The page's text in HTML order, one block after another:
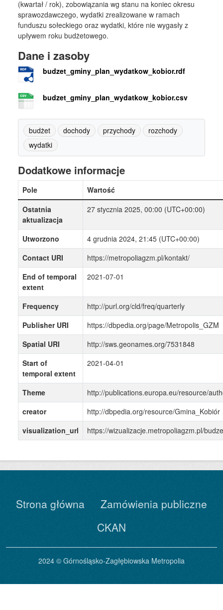
(kwartał / rok), zobowiązania wg stanu na koniec okresu
sprawozdawczego, wydatki zrealizowane w ramach
funduszu sołeckiego oraz wydatki, które nie wygasły z
upływem roku budżetowego.
Dane i zasoby
budzet_gminy_plan_wydatkow_kobior.rdf
budzet_gminy_plan_wydatkow_kobior.csv
budżet dochody przychody
rozchody
wydatki
Dodatkowe informacje
Pole
Wartość
Ostatnia
aktualizacja
27 stycznia 2025, 00:00 (UTC+00:00)
Utworzono
4 grudnia 2024, 21:45 (UTC+00:00)
Contact URI
https://metropoliagzm.pl/kontakt/
End of temporal
extent
2021-07-01
Frequency
http://purl.org/cld/freq/quarterly
Publisher URI
https://dbpedia.org/page/Metropolis_GZM
Spatial URI
http://sws.geonames.org/7531848
Start of
temporal extent
2021-04-01
Theme
http://publications.europa.eu/resource/
creator
http://dbpedia.org/resource/Gmina_Kobiór
visualization_url
https://wizualizacje.metropoliagzm.pl/
Strona główna
Zamówienia publiczne
CKAN
2024 © Górnośląsko-Zagłębiowska Metropolia